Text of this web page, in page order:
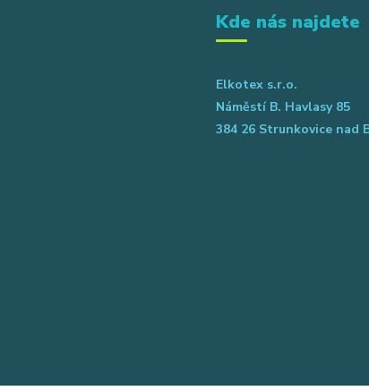
Kde nás najdete
Elkotex s.r.o.
Náměstí B. Havlasy 85
384 26 Strunkovice nad